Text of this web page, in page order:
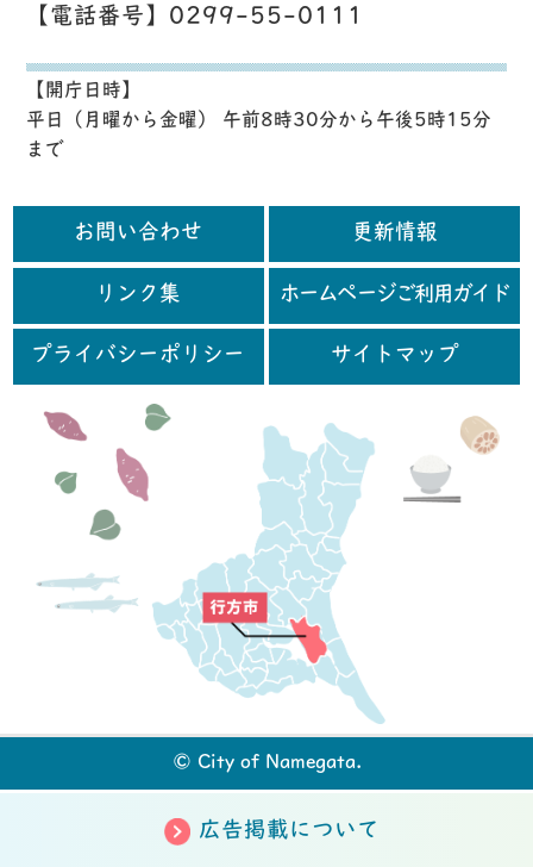
【電話番号】0299-55-0111
【開庁日時】
平日（月曜から金曜） 午前8時30分から午後5時15分
まで
お問い合わせ 更新情報
リンク集 ホームページご利用ガイド
プライバシーポリシー サイトマップ
© City of Namegata.
広告掲載について